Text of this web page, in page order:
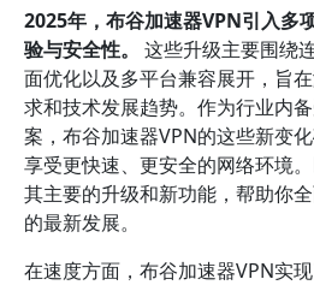
2025年，布谷加速器VPN引入多
验与安全性。
这些升级主要围绕
面优化以及多平台兼容展开，旨
求和技术发展趋势。作为行业内
案，布谷加速器VPN的这些新变
享受更快速、更安全的网络环境
其主要的升级和新功能，帮助你
的最新发展。
在速度方面，布谷加速器VPN实